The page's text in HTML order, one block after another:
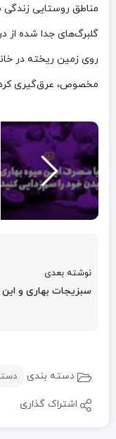
مناطق روستایی
گلبرگ‌های جدا شده از
روی زمین ریخته در
مخصوص، عرق‌گیری کرده
نوشته بعدی
سبزیجات بهاری و
دسته بندی
اشتراک گذاری